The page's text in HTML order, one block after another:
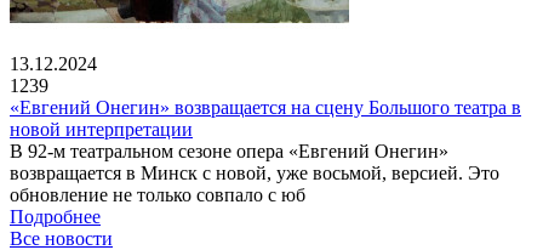
13.12.2024
1239
«Евгений Онегин» возвращается на сцену Большого театра в
новой интерпретации
В 92-м театральном сезоне опера «Евгений Онегин»
возвращается в Минск с новой, уже восьмой, версией. Это
обновление не только совпало с юб
Подробнее
Все новости